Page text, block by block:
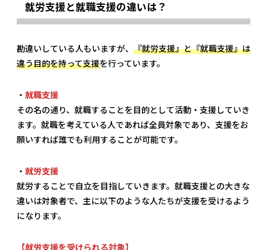
就労支援と就職支援の違いは？
勘違いしている人もいますが、 『就労支援』と『就職支援』は
違う目的を持って支援を行っています。
・ 就職支援
その名の通り、就職することを目的として活動・支援していき
ます。就職を考えている人であれば全員対象であり、支援をお
願いすれば誰でも利用することが可能です。
・ 就労支援
就労することで自立を目指していきます。就職支援との大きな
違いは対象者で、主に以下のような人たちが支援を受けるよう
になります。
【就労支援を受けられる対象】